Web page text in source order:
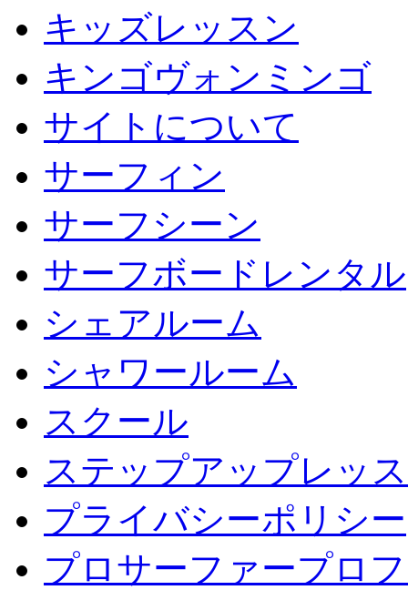
キッズレッスン
キンゴヴォンミンゴ
サイトについて
サーフィン
サーフシーン
サーフボードレンタル
シェアルーム
シャワールーム
スクール
ステップアップレッ
プライバシーポリシー
プロサーファープロ